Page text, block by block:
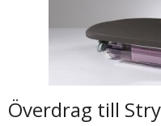
Överdrag till